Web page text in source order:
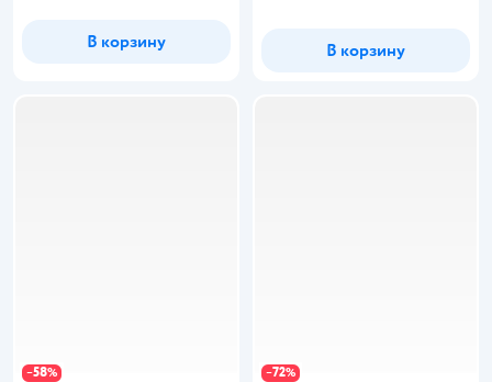
В корзину В корзину
−58% −72%